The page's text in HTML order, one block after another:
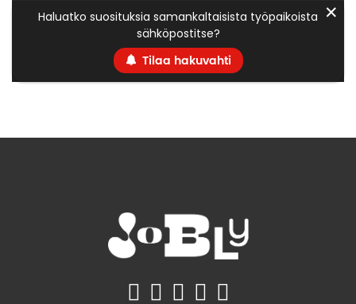
Haluatko suosituksia samankaltaisista työpaikoista
sähköpostitse?
Tilaa hakuvahti
✕